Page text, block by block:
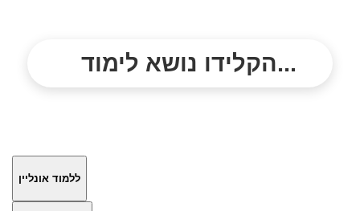
הקלידו נושא לימוד...
ללמוד אונליין